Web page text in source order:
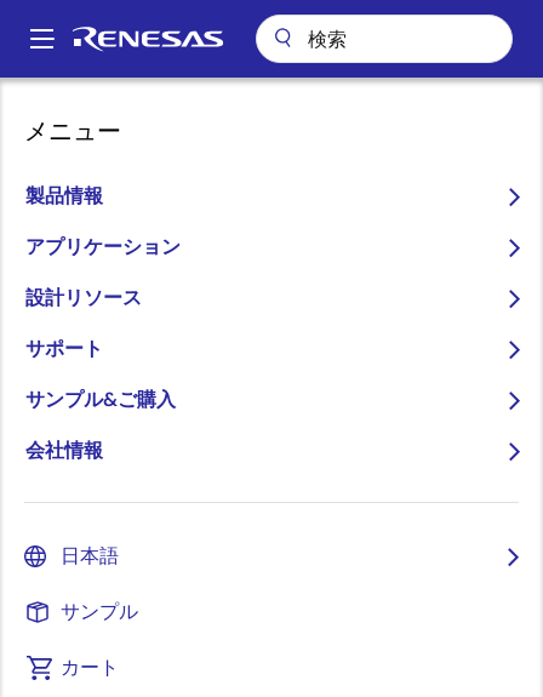
ン
Main
メニュー
製品情報
アプリケーション
設計リソース
サポート
サンプル&ご購入
会社情報
日本語
サンプル
カート
パ
ン
く
ず
リストリクテッド・ストック・ユニット（RSU）及びパフォーマン
リストリクテッド・ストッ
ク・ユニット（RSU）及び
パフォーマンス・シェア・
ユニット（PSU）に基づく
自己株式の処分に関するお
知らせ
ルネサス エレクトロニクス株式会社（代表執行役社
長兼 CEO
は、本日付で取締役会から委任を受けた代表執行役に